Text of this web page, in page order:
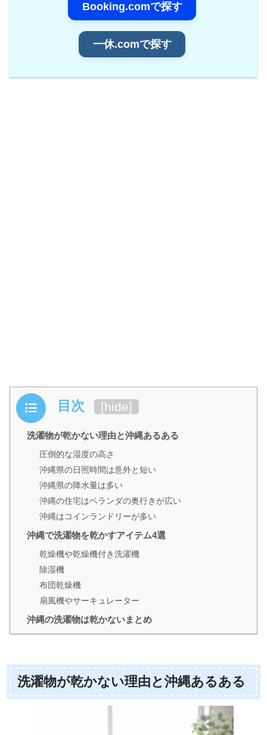
Booking.comで探す
一休.comで探す
目次 [hide]
洗濯物が乾かない理由と沖縄あるある
圧倒的な湿度の高さ
沖縄県の日照時間は意外と短い
沖縄県の降水量は多い
沖縄の住宅はベランダの奥行きが広い
沖縄はコインランドリーが多い
沖縄で洗濯物を乾かすアイテム4選
乾燥機や乾燥機付き洗濯機
除湿機
布団乾燥機
扇風機やサーキュレーター
沖縄の洗濯物は乾かないまとめ
洗濯物が乾かない理由と沖縄あるある